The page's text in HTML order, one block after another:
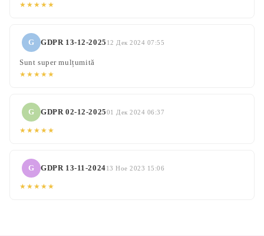
★★★★★
G GDPR 13-12-2025 12 Дек 2024 07:55
Sunt super mulțumită
★★★★★
G GDPR 02-12-202501 Дек 2024 06:37
★★★★★
G GDPR 13-11-202413 Ное 2023 15:06
★★★★★